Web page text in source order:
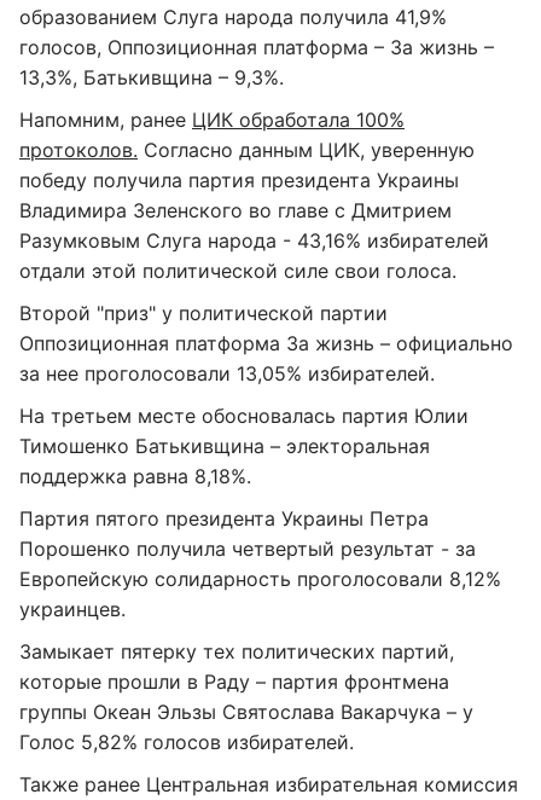
образованием Слуга народа получила 41,9%
голосов, Оппозиционная платформа – За жизнь –
13,3%, Батькивщина – 9,3%.
Напомним, ранее ЦИК обработала 100%
протоколов. Согласно данным ЦИК, уверенную
победу получила партия президента Украины
Владимира Зеленского во главе с Дмитрием
Разумковым Слуга народа - 43,16% избирателей
отдали этой политической силе свои голоса.
Второй "приз" у политической партии
Оппозиционная платформа За жизнь – официально
за нее проголосовали 13,05% избирателей.
На третьем месте обосновалась партия Юлии
Тимошенко Батькивщина – электоральная
поддержка равна 8,18%.
Партия пятого президента Украины Петра
Порошенко получила четвертый результат - за
Европейскую солидарность проголосовали 8,12%
украинцев.
Замыкает пятерку тех политических партий,
которые прошли в Раду – партия фронтмена
группы Океан Эльзы Святослава Вакарчука – у
Голос 5,82% голосов избирателей.
Также ранее Центральная избирательная комиссия